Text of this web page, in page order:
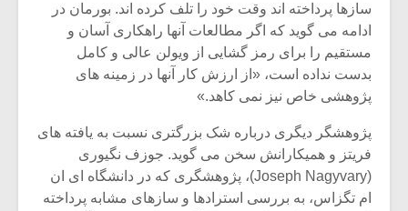
سازها پرداخته اند وقت خود را تلف کرده اند. بورمان در
ادامه می گوید که اگر مطالعات آنها راهکاری آسان و
مستقیم را برای رمز گشایی از ویولن عالی و کامل
بدست نداده است، «از ارزش کار آنها در زمینه های
پژوهشی خاص نیز نمی کاهد.»
پژوهشگر دیگری درباره شک بزرگتری نسبت به یافته های
فریتز و همیکارانش سخن می گوید. جوزف نگیوری
(Joseph Nagyvary)، پژوهشگری که در دانشگاه ای ان
ام تگزاس، به بررسی استرادها و سازهای مشابه پرداخته
اگر نمی توانی
مشهورترین باشی،
بدنام ترین باش